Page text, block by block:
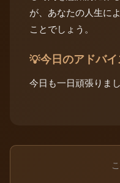
が、あなたの人生に
ことでしょう。
💡今日のアドバイ
今日も一日頑張りまし